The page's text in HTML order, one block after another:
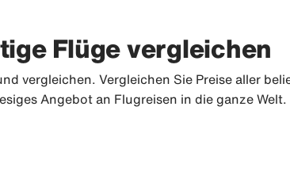
Flüge vergleichen
vergleichen. Vergleichen Sie Preise aller
Angebot an Flugreisen in die ganze Welt.